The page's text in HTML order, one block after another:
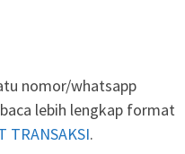
nomor/whatsapp
lebih lengkap format
TRANSAKSI.